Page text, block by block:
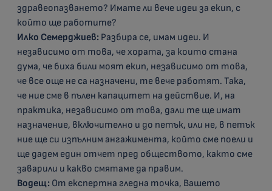
здравеопазването? Имате ли вече идеи за екип, с
който ще работите?
Илко Семерджиев: Разбира се, имам идеи. И
независимо от това, че хората, за които стана
дума, че биха били моят екип, независимо от това,
че все още не са назначени, те вече работят. Така,
че ние сме в пълен капацитет на действие. И, на
практика, независимо от това, дали те ще имат
назначение, включително и до петък, или не, в петък
ние ще си изпълним ангажимента, който сме поели и
ще дадем един отчет пред обществото, както сме
заварили и какво смятаме да правим.
Водещ: От експертна гледна точка, Вашето